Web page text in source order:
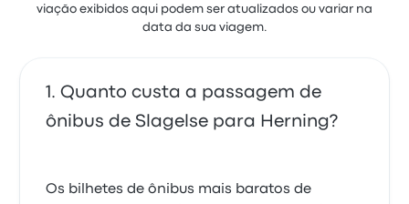
viação exibidos aqui podem ser atualizados ou variar na
data da sua viagem.
Quanto custa a passagem de
ônibus de Slagelse para Herning?
Os bilhetes de ônibus mais baratos de